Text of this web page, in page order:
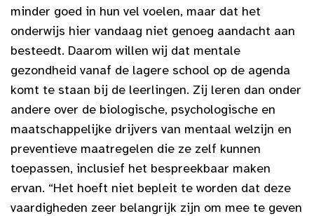
minder goed in hun vel voelen, maar dat het
onderwijs hier vandaag niet genoeg aandacht aan
besteedt. Daarom willen wij dat mentale
gezondheid vanaf de lagere school op de agenda
komt te staan bij de leerlingen. Zij leren dan onder
andere over de biologische, psychologische en
maatschappelijke drijvers van mentaal welzijn en
preventieve maatregelen die ze zelf kunnen
toepassen, inclusief het bespreekbaar maken
ervan. “Het hoeft niet bepleit te worden dat deze
vaardigheden zeer belangrijk zijn om mee te geven